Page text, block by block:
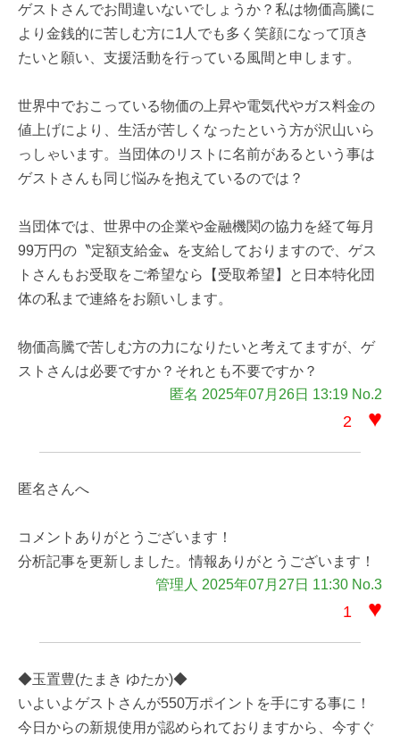
ゲストさんでお間違いないでしょうか？私は物価高騰に
より金銭的に苦しむ方に1人でも多く笑顔になって頂き
たいと願い、支援活動を行っている風間と申します。
世界中でおこっている物価の上昇や電気代やガス料金の
値上げにより、生活が苦しくなったという方が沢山いら
っしゃいます。当団体のリストに名前があるという事は
ゲストさんも同じ悩みを抱えているのでは？
当団体では、世界中の企業や金融機関の協力を経て毎月
99万円の〝定額支給金〟を支給しておりますので、ゲス
トさんもお受取をご希望なら【受取希望】と日本特化団
体の私まで連絡をお願いします。
物価高騰で苦しむ方の力になりたいと考えてますが、ゲ
ストさんは必要ですか？それとも不要ですか？
匿名 2025年07月26日 13:19 No.2
2 ♥
匿名さんへ
コメントありがとうございます！
分析記事を更新しました。情報ありがとうございます！
管理人 2025年07月27日 11:30 No.3
1 ♥
◆玉置豊(たまき ゆたか)◆
いよいよゲストさんが550万ポイントを手にする事に！
今日からの新規使用が認められておりますから、今すぐ